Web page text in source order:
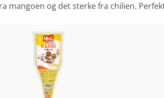
mangoen og det sterke fra chilien.